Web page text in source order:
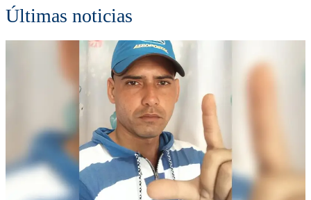
Últimas noticias